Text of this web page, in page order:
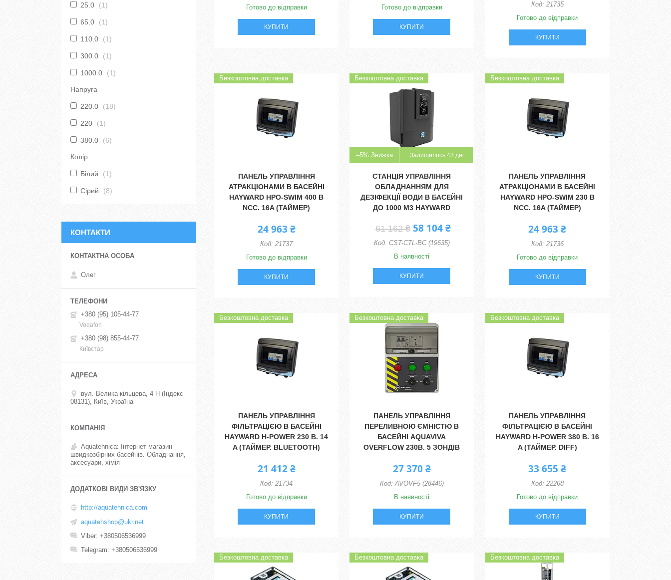
Готово до відправки
КУПИТИ
Готово до відправки
КУПИТИ
21735
Готово до відправки
КУПИТИ
Безкоштовна доставка
ПАНЕЛЬ УПРАВЛІННЯ
АТРАКЦІОНАМИ В БАСЕЙНІ
HAYWARD HPO-SWIM 400 В
NCC. 16A (ТАЙМЕР)
24 963 ₴
21737
Готово до відправки
КУПИТИ
Безкоштовна доставка
–5% Залишилось 43 дні
СТАНЦІЯ УПРАВЛІННЯ
ОБЛАДНАННЯМ ДЛЯ
ДЕЗІФЕКЦІЇ ВОДИ В БАСЕЙНІ
ДО 1000 М3 HAYWARD
61 162 ₴ 58 104 ₴
CST-CTL-BC (19635)
В наявності
КУПИТИ
Безкоштовна доставка
ПАНЕЛЬ УПРАВЛІННЯ
АТРАКЦІОНАМИ В БАСЕЙНІ
HAYWARD HPO-SWIM 230 В
NCC. 16A (ТАЙМЕР)
24 963 ₴
21736
Готово до відправки
КУПИТИ
Безкоштовна доставка
ПАНЕЛЬ УПРАВЛІННЯ
ФІЛЬТРАЦІЄЮ В БАСЕЙНІ
HAYWARD H-POWER 230 В. 14
A (ТАЙМЕР. BLUETOOTH)
21 412 ₴
21734
Готово до відправки
КУПИТИ
Безкоштовна доставка
ПАНЕЛЬ УПРАВЛІННЯ
ПЕРЕЛИВНОЮ ЄМНІСТЮ В
БАСЕЙНІ AQUAVIVA
OVERFLOW 230В. 5 ЗОНДІВ
27 370 ₴
AVOVF5 (28446)
В наявності
КУПИТИ
Безкоштовна доставка
ПАНЕЛЬ УПРАВЛІННЯ
ФІЛЬТРАЦІЄЮ В БАСЕЙНІ
HAYWARD H-POWER 380 В. 16
A (ТАЙМЕР. DIFF)
33 655 ₴
22268
Готово до відправки
КУПИТИ
Безкоштовна доставка Безкоштовна доставка Безкоштовна доставка
25.0 1
65.0 1
110.0 1
300.0 1
1000.0 1
Напруга
220.0 18
220 1
380.0 6
Колір
Білий 1
Сірий 8
КОНТАКТИ
Олег
+380 (95) 105-44-77
Vodafon
+380 (98) 855-44-77
Київстар
вул. Велика кільцева, 4 Н (Індекс
08131), Київ, Україна
Aquatehnica: Інтернет-магазин
швидкозбірних басейнів. Обладнання,
аксесуари, хімія
http://aquatehnica.com
aquatehshop@ukr.net
Viber +380506536999
Telegram +380506536999